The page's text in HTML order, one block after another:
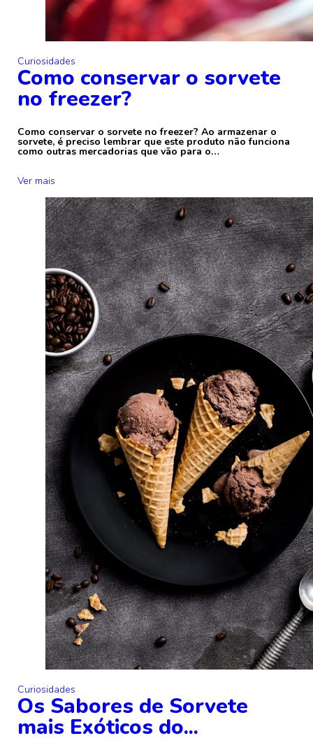
Curiosidades
Como conservar o sorvete
no freezer?
Como conservar o sorvete no freezer? Ao armazenar o
sorvete, é preciso lembrar que este produto não funciona
como outras mercadorias que vão para o…
Ver mais
Curiosidades
Os Sabores de Sorvete
mais Exóticos do...